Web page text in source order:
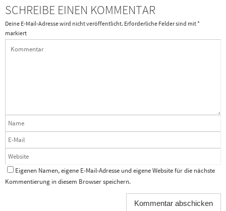
SCHREIBE EINEN KOMMENTAR
Deine E-Mail-Adresse wird nicht veröffentlicht. Erforderliche Felder sind mit*
markiert
Eigenen Namen, eigene E-Mail-Adresse und eigene Website für die nächste
Kommentierung in diesem Browser speichern.